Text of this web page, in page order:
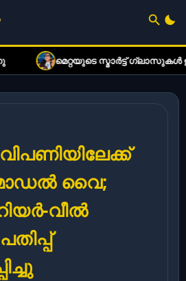
മെറ്റയുടെ സ്മാർട്ട് ഗ്ലാസുകൾ ഇനി
വൈ;
വീൽ